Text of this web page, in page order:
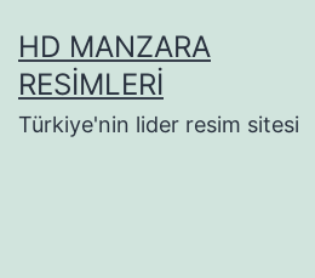
geçHD MANZARA
RESIMLERI
Türkiye'nin lider resim sitesi